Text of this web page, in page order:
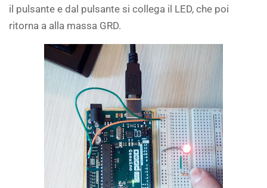
il pulsante e dal pulsante si collega il LED, che poi
ritorna a alla massa GRD.